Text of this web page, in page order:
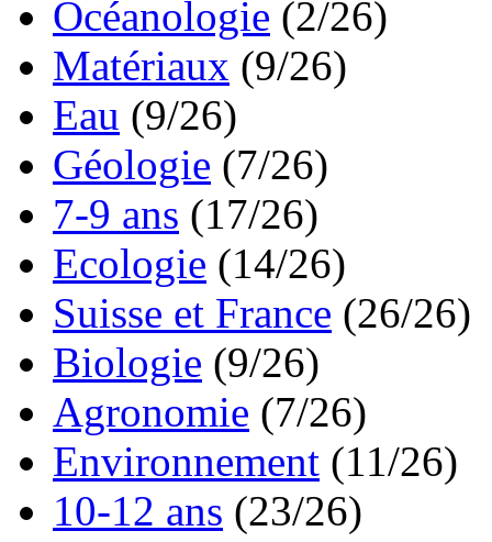
Océanologie (2/26)
Matériaux (9/26)
Eau (9/26)
Géologie (7/26)
7-9 ans (17/26)
Ecologie (14/26)
Suisse et France (26/26)
Biologie (9/26)
Agronomie (7/26)
Environnement (11/26)
10-12 ans (23/26)